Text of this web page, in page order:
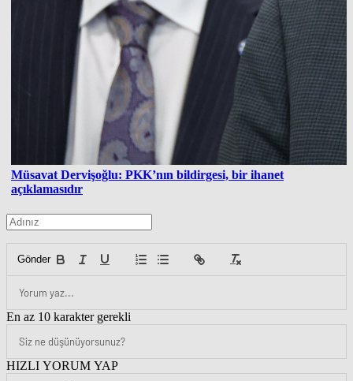
Müsavat Dervişoğlu: PKK’nın bildirgesi, bir ihanet
açıklamasıdır
Gönder
En az 10 karakter gerekli
HIZLI YORUM YAP